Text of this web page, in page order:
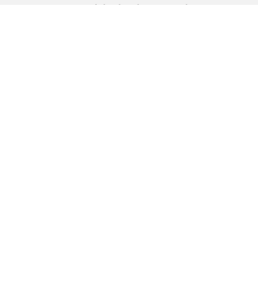
sem a necessidade de agendamento